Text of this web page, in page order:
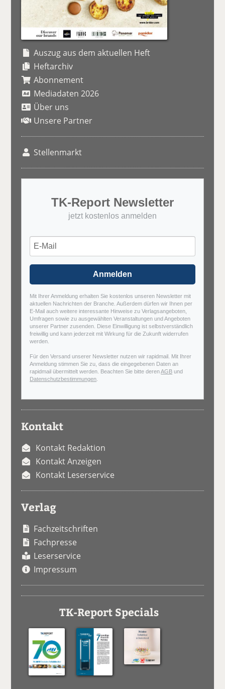
Auszug aus dem aktuellen Heft
Heftarchiv
Abonnement
Mediadaten 2026
Über uns
Unsere Partner
Stellenmarkt
TK-Report Newsletter
jetzt kostenlos anmelden
Anmelden
Mit Ihrer Anmeldung erhalten Sie kostenlos unseren Newsletter mit
aktuellen Nachrichten der Branche. Außerdem dürfen wir Ihnen per
E-Mail auch weitere interessante Hinweise zu Verlagsangeboten,
Umfragen sowie zu ausgewählten Veranstaltungen und Angeboten
unserer Partner zusenden. Diese Einwilligung ist selbstverständlich
freiwillig und kann jederzeit mit Wirkung für die Zukunft widerrufen
werden.
Für den Versand unserer Newsletter nutzen wir rapidmail. Mit Ihrer
Anmeldung stimmen Sie zu, dass die eingegebenen Daten an
rapidmail übermittelt werden. Beachten Sie bitte derenAGB und
Datenschutzbestimmungen
Kontakt
Kontakt Redaktion
Kontakt Anzeigen
Kontakt Leserservice
Verlag
Fachzeitschriften
Fachpresse
Leserservice
Impressum
TK-Report Specials